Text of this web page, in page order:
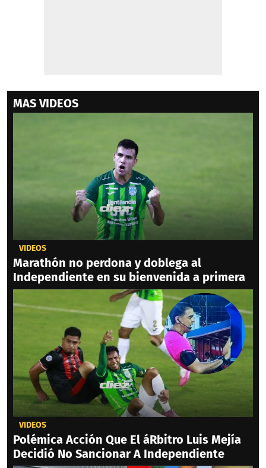
MAS VIDEOS
VIDEOS
Marathón no perdona y doblega al
Independiente en su bienvenida a primera
VIDEOS
Polémica Acción Que El áRbitro Luis Mejía
Decidió No Sancionar A Independiente